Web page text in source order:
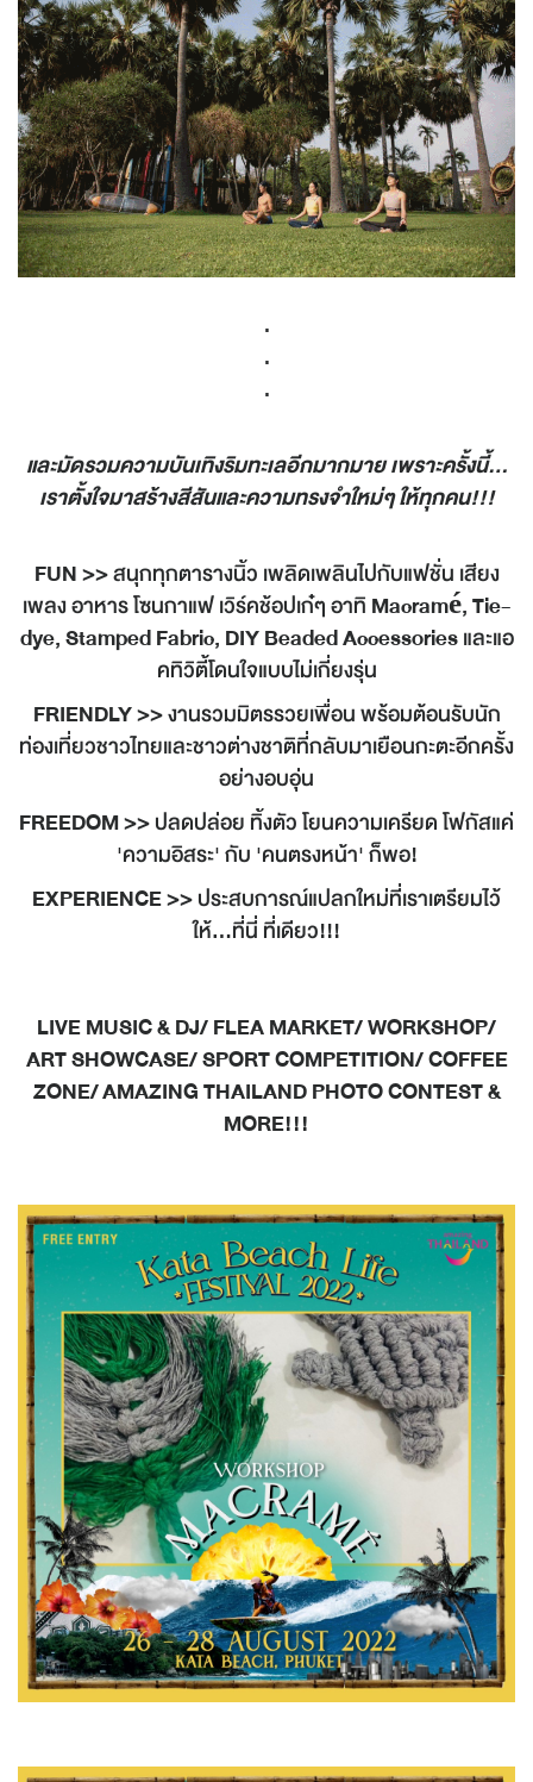
.
.
.
และมัดรวมความบันเทิงริมทะเลอีกมากมาย เพราะครั้งนี้…
เราตั้งใจมาสร้างสีสันและความทรงจำใหม่ๆ ให้ทุกคน!!!
FUN >>สนุกทุกตารางนิ้ว เพลิดเพลินไปกับแฟชั่น เสียง
เพลง อาหาร โซนกาแฟ เวิร์คช้อปเก๋ๆ อาทิ Macramé, Tie-
dye, Stamped Fabric, DIY Beaded Accessoriesและแอ
คทิวิตี้โดนใจแบบไม่เกี่ยงรุ่น
FRIENDLY >>งานรวมมิตรรวยเพื่อน พร้อมต้อนรับนัก
ท่องเที่ยวชาวไทยและชาวต่างชาติที่กลับมาเยือนกะตะอีกครั้ง
อย่างอบอุ่น
FREEDOM >>ปลดปล่อย ทิ้งตัว โยนความเครียด โฟกัสแค่
'ความอิสระ' กับ 'คนตรงหน้า' ก็พอ!
EXPERIENCE >>ประสบการณ์แปลกใหม่ที่เราเตรียมไว้
ให้...ที่นี่ ที่เดียว!!!
LIVE MUSIC & DJ/ FLEA MARKET/ WORKSHOP/
ART SHOWCASE/ SPORT COMPETITION/ COFFEE
ZONE/AMAZING THAILAND PHOTO CONTEST &
MORE!!!